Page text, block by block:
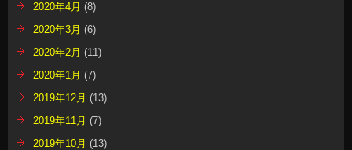
2020年4月 (8)
2020年3月 (6)
2020年2月 (11)
2020年1月 (7)
2019年12月 (13)
2019年11月 (7)
2019年10月 (13)